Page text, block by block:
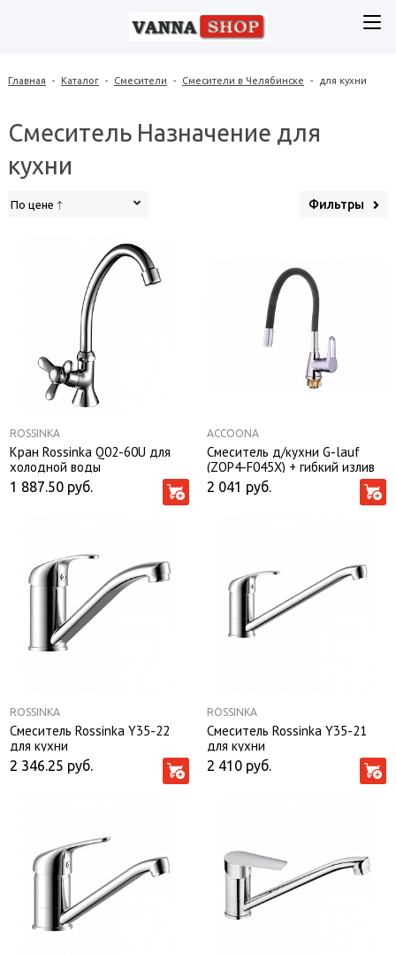
Главная - Каталог - Смесители - Смесители в Челябинске - для кухни
Смеситель Назначение для
кухни
По цене Фильтры
ROSSINKA
Кран Rossinka Q02-60U для
холодной воды
1 887.50 руб.
ACCOONA
Смеситель д/кухни G-lauf
(ZOP4-F045X) + гибкий излив
(UCG-3257KB черный)
2 041 руб.
ROSSINKA
Смеситель Rossinka Y35-22
для кухни
2 346.25 руб.
ROSSINKA
Смеситель Rossinka Y35-21
для кухни
2 410 руб.